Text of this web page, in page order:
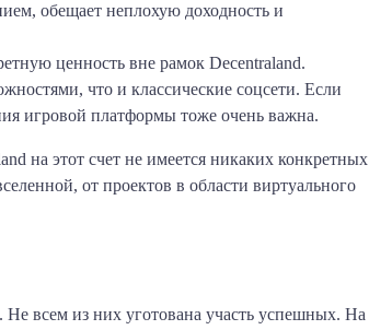
обещает неплохую доходность и
ценность вне рамок Decentraland.
что и классические соцсети. Если
игровой платформы тоже очень важна.
на этот счет не имеется никаких конкретных
от проектов в области виртуального
всем из них уготована участь успешных. На